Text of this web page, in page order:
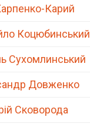
Карий
Коцюбинський
Сухомлинський
Довженко
Сковорода